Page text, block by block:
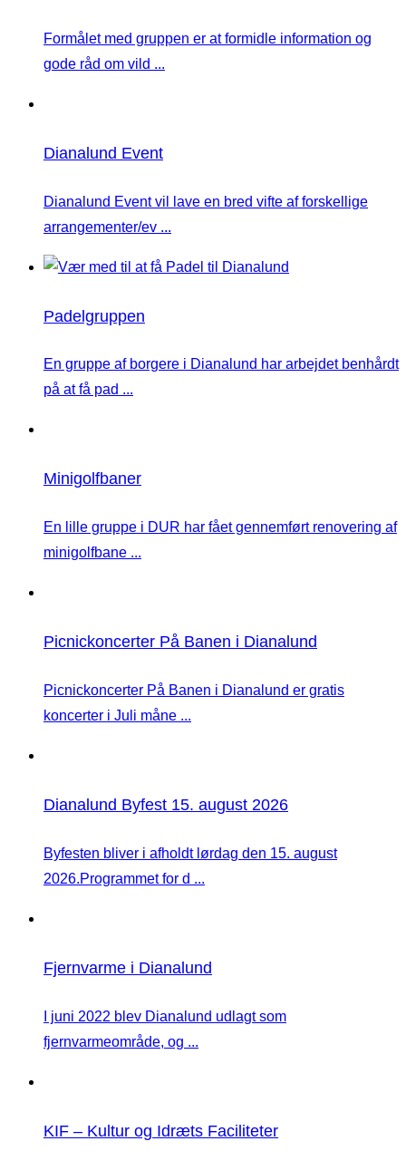
Formålet med gruppen er at formidle information og
gode råd om vild ...
Dianalund Event
Dianalund Event vil lave en bred vifte af forskellige
arrangementer/ev ...
Padelgruppen
En gruppe af borgere i Dianalund har arbejdet benhårdt
på at få pad ...
Minigolfbaner
En lille gruppe i DUR har fået gennemført renovering af
minigolfbane ...
Picnickoncerter På Banen i Dianalund
Picnickoncerter På Banen i Dianalund er gratis
koncerter i Juli måne ...
Dianalund Byfest 15. august 2026
Byfesten bliver i afholdt lørdag den 15. august
2026.Programmet for d ...
Fjernvarme i Dianalund
I juni 2022 blev Dianalund udlagt som
fjernvarmeområde, og ...
KIF – Kultur og Idræts Faciliteter